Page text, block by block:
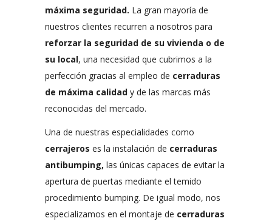
máxima seguridad. La gran mayoría de
nuestros clientes recurren a nosotros para
reforzar la seguridad de su vivienda o de
su local, una necesidad que cubrimos a la
perfección gracias al empleo de cerraduras
de máxima calidad y de las marcas más
reconocidas del mercado.
Una de nuestras especialidades como
cerrajeros es la instalación de cerraduras
antibumping, las únicas capaces de evitar la
apertura de puertas mediante el temido
procedimiento bumping. De igual modo, nos
especializamos en el montaje de cerraduras